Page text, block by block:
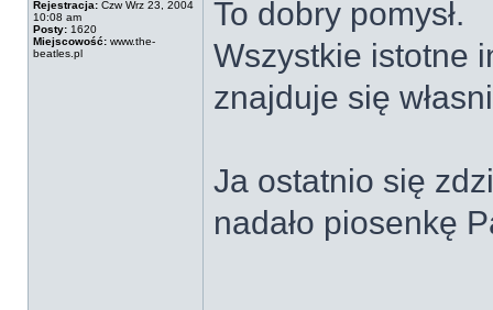
Rejestracja: Czw Wrz 23, 2004
10:08 am
Posty: 1620
Miejscowość: www.the-
beatles.pl
To dobry pomysł.
Wszystkie istotne
znajduje się
Ja ostatnio się
nadało piosenkę